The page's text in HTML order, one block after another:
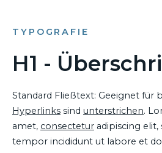
TYPOGRAFIE
H1 -
Standard Fließtext: Geeignet für
Hyperlinks sind unterstrichen.
amet, consectetur adipiscing elit,
tempor incididunt ut labore et